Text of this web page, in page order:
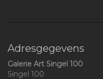
Adresgegevens
Galerie Art Singel 100
Singel 100